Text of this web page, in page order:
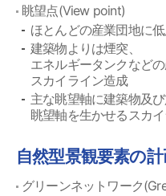
眺望点(View point)
ほとんどの産業団地に
建築物よりは煙突、
エネルギータンクなど
スカイライン造成
主な眺望軸に建築物及
眺望軸を生かせるスカ
自然型景観要素の
グリーンネットワーク